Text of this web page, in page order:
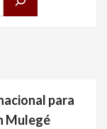
para
Mulegé